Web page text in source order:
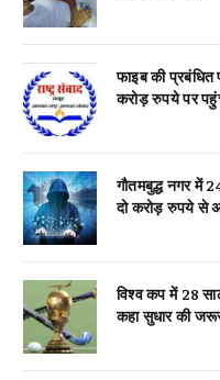
फाइब की
करोड़ रुपये पर
गौतमबुद्ध नगर में
दो करोड़ रुपये से
विश्व कप में 28
कहा सुधार की